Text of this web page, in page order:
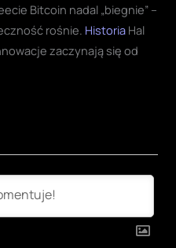
Bitcoin nadal „biegnie” –
rośnie. Historia Hal
zaczynają się od